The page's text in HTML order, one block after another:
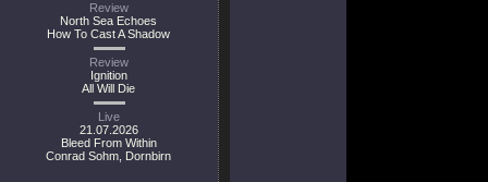
Review
North Sea Echoes
How To Cast A Shadow
Review
Ignition
All Will Die
Live
21.07.2026
Bleed From Within
Conrad Sohm, Dornbirn